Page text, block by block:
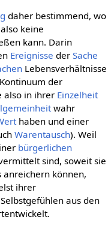
daher bestimmend, wo
keine
kann. Darin
Ereignisse der Sache
Lebensverhältnisse
der
also in ihrer Einzelheit
wahr
haben und einer
Warentausch). Weil
bürgerlichen
sind, soweit sie
anreichern können,
ihrer
aus den